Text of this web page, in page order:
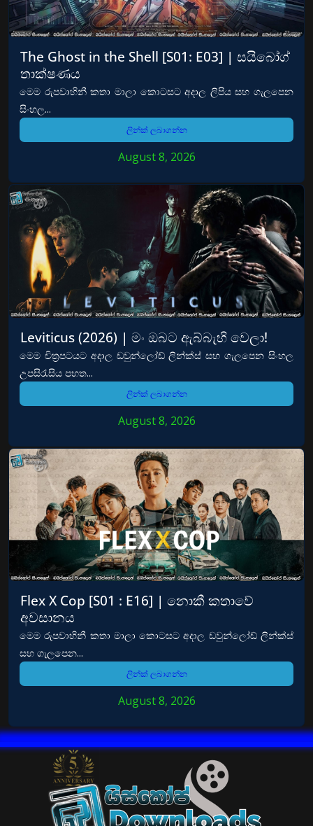
The Ghost in the Shell [S01: E03] | සයිබෝග්
තාක්ෂණය
මෙම රුපවාහිනී කතා මාලා කොටසට අදාල ලිපිය සහ ගැලපෙන
සිංහල...
ලින්ක් ලබාගන්න
August 8, 2026
Leviticus (2026) | මං ඔබට ඇබ්බැහි වෙලා!
මෙම චිත්‍රපටයට අදාල ඩවුන්ලෝඩ් ලින්ක්ස් සහ ගැලපෙන සිංහල
උපසිරැසිය පහත...
ලින්ක් ලබාගන්න
August 8, 2026
Flex X Cop [S01 : E16] | නොකී කතාවේ
අවසානය
මෙම රුපවාහිනී කතා මාලා කොටසට අදාල ඩවුන්ලෝඩ් ලින්ක්ස්
සහ ගැලපෙන...
ලින්ක් ලබාගන්න
August 8, 2026